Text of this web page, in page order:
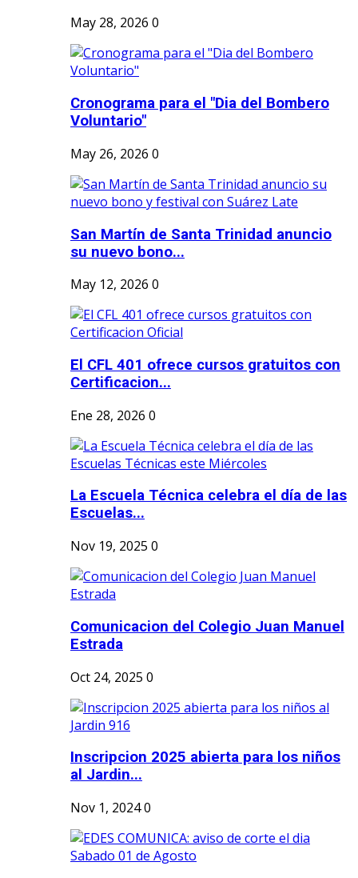
May 28, 2026 0
Cronograma para el "Dia del Bombero
Voluntario"
May 26, 2026 0
San Martín de Santa Trinidad anuncio
su nuevo bono...
May 12, 2026 0
El CFL 401 ofrece cursos gratuitos con
Certificacion...
Ene 28, 2026 0
La Escuela Técnica celebra el día de las
Escuelas...
Nov 19, 2025 0
Comunicacion del Colegio Juan Manuel
Estrada
Oct 24, 2025 0
Inscripcion 2025 abierta para los niños
al Jardin...
Nov 1, 20240